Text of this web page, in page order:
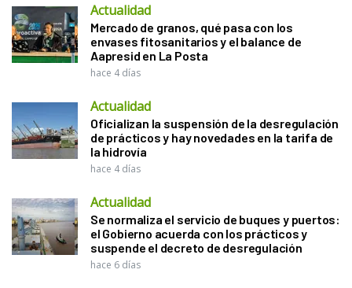
Actualidad
Mercado de granos, qué pasa con los
envases fitosanitarios y el balance de
Aapresid en La Posta
hace 4 días
Actualidad
Oficializan la suspensión de la desregulación
de prácticos y hay novedades en la tarifa de
la hidrovía
hace 4 días
Actualidad
Se normaliza el servicio de buques y puertos:
el Gobierno acuerda con los prácticos y
suspende el decreto de desregulación
hace 6 días